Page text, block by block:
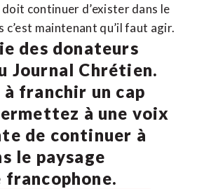
continuer d’exister dans le
c’est maintenant qu’il faut agir.
des donateurs
Journal Chrétien.
franchir un cap
à une voix
de continuer à
le paysage